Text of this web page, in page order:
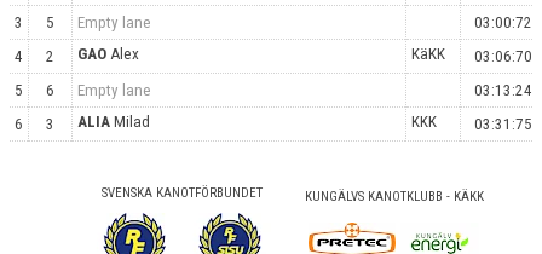
3
5 Empty lane
03:00:72
4
2 GAO Alex KäKK
03:06:70
5
6 Empty lane
03:13:24
6
3 ALIA Milad KKK 03:31:75
SVENSKA KANOTFÖRBUNDET KUNGÄLVS KANOTKLUBB - KÄKK